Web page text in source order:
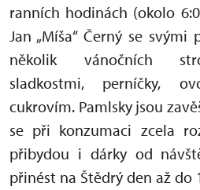
ranních hodinách (okolo
Jan „Míša“ Černý se
několik vánočních
sladkostmi, perníčky,
cukrovím. Pamlsky jsou
se při konzumaci zcela
přibydou i dárky od
přinést na Štědrý den až do